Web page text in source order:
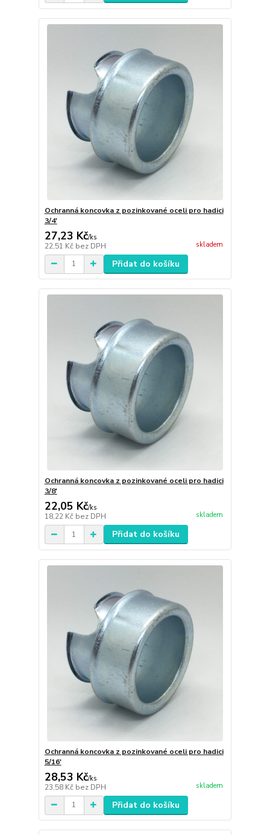
Ochranná koncovka z pozinkované oceli pro hadici
3/4'
27,23 Kč/ks
22,51 Kč bez DPH skladem
Přidat do košíku
Ochranná koncovka z pozinkované oceli pro hadici
3/8'
22,05 Kč/ks
18,22 Kč bez DPH skladem
Přidat do košíku
Ochranná koncovka z pozinkované oceli pro hadici
5/16'
28,53 Kč/ks
23,58 Kč bez DPH skladem
Přidat do košíku